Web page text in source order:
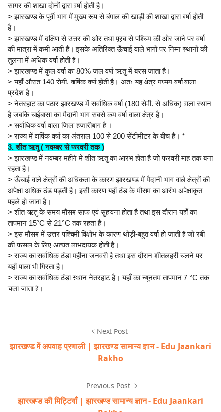
सागर की शाखा दोनों द्वारा वर्षा होती है।
> झारखण्ड के पूर्वी भाग में मुख्य रूप से बंगाल की खाड़ी की शाखा द्वारा वर्षा होती
है।
> झारखण्ड में दक्षिण से उत्तर की ओर तथा पूरब से पश्चिम की ओर जाने पर वर्षा
की मात्रा में कमी आती है। इसके अतिरिक्त ऊँचाई वाले भागों पर निम्न स्थानों की
तुलना में अधिक वर्षा होती है।
> झारखण्ड में कुल वर्षा का 80% जल वर्षा ऋतु में बरस जाता है।
> यहाँ औसत 140 सेमी. वार्षिक वर्षा होती है। अतः यह क्षेत्र मध्यम वर्षा वाला
प्रदेश है।
> नेतरहाट का पठार झारखण्ड में सर्वाधिक वर्षा (180 सेमी. से अधिक) वाला स्थान
है जबकि चाईबासा का मैदानी भाग सबसे कम वर्षा वाला क्षेत्र है।
> सर्वाधिक वर्षा वाला जिला हजारीबाग है ।
> राज्य में वार्षिक वर्षा का अंतराल 100 से 200 सेंटीमीटर के बीच है। *
3. शीत ऋतु ( नवम्बर से फरवरी तक )
> झारखण्ड में नवम्बर महीने मे शीत ऋतु का आरंभ होता है जो फरवरी माह तक बना
रहता है।
> ऊँचाई वाले क्षेत्रों की अधिकता के कारण झारखण्ड में मैदानी भाग वाले क्षेत्रों की
अपेक्षा अधिक ठंड पड़ती है। इसी कारण यहाँ ठंड के मौसम का आरंभ अपेक्षाकृत
पहले हो जाता है।
> शीत ऋतु के समय मौसम साफ एवं सुहावना होता है तथा इस दौरान यहाँ का
तापमान 15°C से 21°C तक रहता है।
> इस मौसम में उत्तर पश्चिमी विक्षोभ के कारण थोड़ी-बहुत वर्षा हो जाती है जो रबी
की फसल के लिए अत्यंत लाभदायक होती है।
> राज्य का सर्वाधिक ठंडा महीना जनवरी है तथा इस दौरान शीतलहरी चलने पर
यहाँ पाला भी गिरता है।
> राज्य का सर्वाधिक ठंडा स्थान नेतरहाट है। यहाँ का न्यूनतम तापमान 7 °C तक
चला जाता है।
Next Post
झारखण्ड में अपवाह प्रणाली | झारखण्ड सामान्य ज्ञान - Edu Jaankari
Rakho
Previous Post
झारखण्ड की मिट्टियाँ | झारखण्ड सामान्य ज्ञान - Edu Jaankari